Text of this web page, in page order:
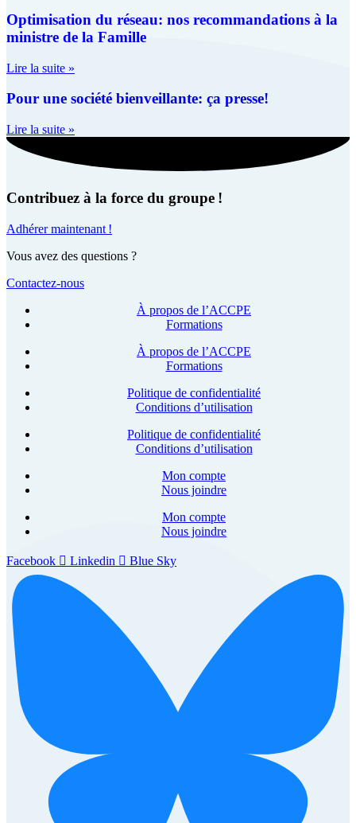
Optimisation du réseau: nos recommandations à la
ministre de la Famille
Lire la suite »
Pour une société bienveillante: ça presse!
Lire la suite »
Contribuez à la force du groupe !
Adhérer maintenant !
Vous avez des questions ?
Contactez-nous
À propos de l’ACCPE
Formations
À propos de l’ACCPE
Formations
Politique de confidentialité
Conditions d’utilisation
Politique de confidentialité
Conditions d’utilisation
Mon compte
Nous joindre
Mon compte
Nous joindre
Facebook Linkedin Blue Sky